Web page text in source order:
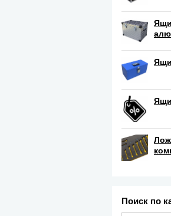
Поиск по